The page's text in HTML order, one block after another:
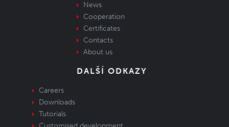
News
Cooperation
Certificates
Contacts
About us
DALŠÍ ODKAZY
Careers
Downloads
Tutorials